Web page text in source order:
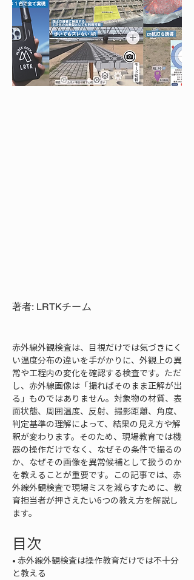
著者: LRTKチーム
赤外線外観検査は、目視だけでは気づきにく
い温度分布の違いを手がかりに、外観上の異
常や工程内の変化を確認する検査です。ただ
し、赤外線画像は「撮ればそのまま正解が出
る」ものではありません。対象物の材質、表
面状態、周囲温度、反射、撮影距離、角度、
判定基準の理解によって、結果の見え方や解
釈が変わります。そのため、現場教育では機
器の操作だけでなく、なぜその条件で撮るの
か、なぜその画像を異常候補として扱うのか
を教えることが重要です。この記事では、赤
外線外観検査で現場ミスを減らすために、教
育担当者が押さえたい6つの教え方を解説し
ます。
目次
• 赤外線外観検査は操作教育だけでは不十分